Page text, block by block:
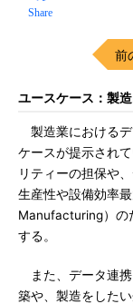
Share
前
ユースケース：製
製造業におけるデ
ケースが提示され
リティーの担保や
生産性や設備効率
Manufacturing）の
する。
また、データ連携
築や、製造をした